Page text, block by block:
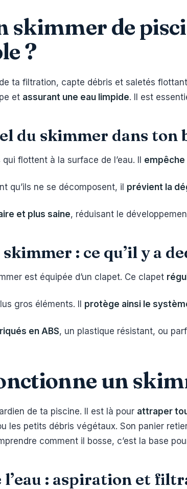
skimmer de
?
ta filtration, capte débris et saletés
et assurant une eau limpide. Il est
du skimmer dans ton
flottent à la surface de l’eau. Il
qu’ils ne se décomposent, il prévient la
et plus saine, réduisant le
: ce qu’il y a
est équipée d’un clapet. Ce clapet
gros éléments. Il protège ainsi le
en ABS, un plastique résistant, ou
un
de ta piscine. Il est là pour attraper
les petits débris végétaux. Son panier
comment il bosse, c’est la base
l’eau : aspiration et